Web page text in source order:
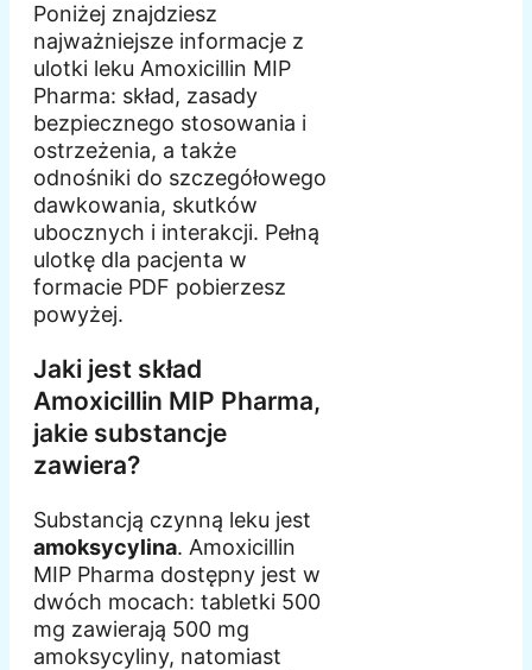
Poniżej znajdziesz
najważniejsze informacje z
ulotki leku Amoxicillin MIP
Pharma: skład, zasady
bezpiecznego stosowania i
ostrzeżenia, a także
odnośniki do szczegółowego
dawkowania, skutków
ubocznych i interakcji. Pełną
ulotkę dla pacjenta w
formacie PDF pobierzesz
powyżej.
Jaki jest skład
Amoxicillin MIP Pharma,
jakie substancje
zawiera?
Substancją czynną leku jest
amoksycylina. Amoxicillin
MIP Pharma dostępny jest w
dwóch mocach: tabletki 500
mg zawierają 500 mg
amoksycyliny, natomiast